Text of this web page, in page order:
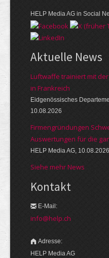
HELP Media AG in Social
Aktuelle News
Luftwaffe trainiert mit der
in Frankreich
Eidgenössisches
10.08.2026
Firmengründungen
Auswertungen für die
HELP Media AG, 10.08.2026
Siehe mehr News
Kontakt
E-Mail:
info@help.ch
Adresse:
HELP Media AG